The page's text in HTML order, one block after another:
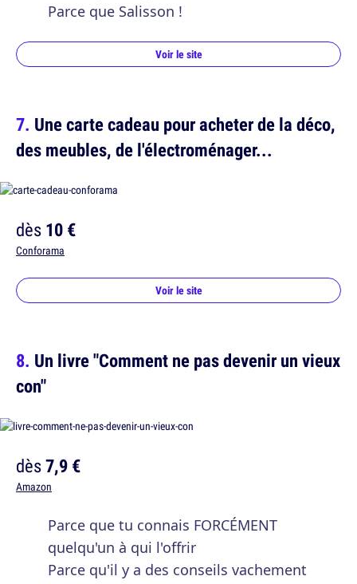
Parce que Salisson !
Voir le site
Une carte cadeau pour acheter de la déco,
des meubles, de l'électroménager...
dès10 €
Conforama
Voir le site
Un livre "Comment ne pas devenir un vieux
con"
dès7,9 €
Amazon
Parce que tu connais FORCÉMENT
quelqu'un à qui l'offrir
Parce qu'il y a des conseils vachement